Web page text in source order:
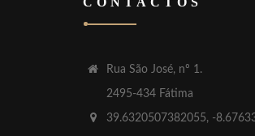
Rua São José, nº 1.
2495-434 Fátima
39.6320507382055, -